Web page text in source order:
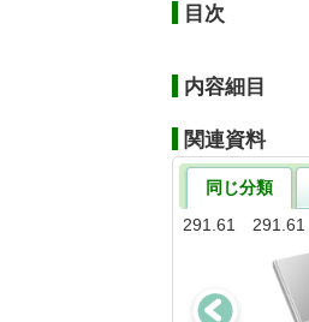
目次
内容細目
関連資料
同じ分類
291.61 291.61